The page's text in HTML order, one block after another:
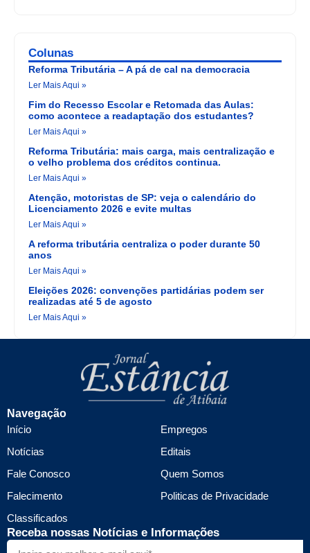
Colunas
Reforma Tributária – A pá de cal na democracia
Ler Mais Aqui »
Fim do Recesso Escolar e Retomada das Aulas:
como acontece a readaptação dos estudantes?
Ler Mais Aqui »
Reforma Tributária: mais carga, mais centralização e
o velho problema dos créditos continua.
Ler Mais Aqui »
Atenção, motoristas de SP: veja o calendário do
Licenciamento 2026 e evite multas
Ler Mais Aqui »
A reforma tributária centraliza o poder durante 50
anos
Ler Mais Aqui »
Eleições 2026: convenções partidárias podem ser
realizadas até 5 de agosto
Ler Mais Aqui »
Navegação
Início
Notícias
Fale Conosco
Falecimento
Classificados
Empregos
Editais
Quem Somos
Politicas de Privacidade
Receba nossas Notícias e Informações